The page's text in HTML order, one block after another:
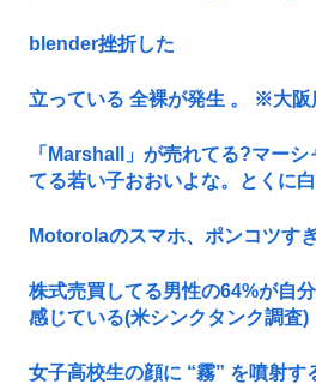
blender挫折した
立っている 全裸が発生 。 ※大阪
「Marshall」が売れてる?マー
てる若い子おおいよな。とくに
Motorolaのスマホ、ポンコツす
株式売買してる男性の64%が自
感じている(米シンクタンク調査)
女子高校生の顔に “霧” を噴射